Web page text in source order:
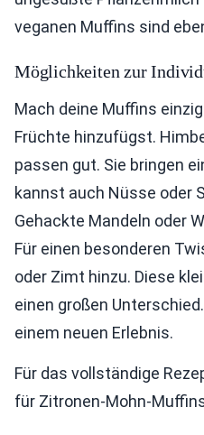
veganen Muffins sind
Möglichkeiten zur
Mach deine Muffins
Früchte hinzufügst.
passen gut. Sie bringen
kannst auch Nüsse oder
Gehackte Mandeln oder
Für einen besonderen
oder Zimt hinzu. Diese
einen großen
einem neuen Erlebnis.
Für das vollständige
für Zitronen-Mohn-